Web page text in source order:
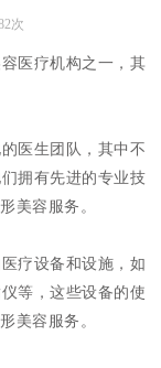
次
医疗机构之一，其
医生团队，其中不
拥有先进的专业技
美容服务。
疗设备和设施，如
等，这些设备的使
美容服务。